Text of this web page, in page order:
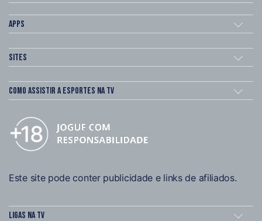
Apps
Sites
Como assistir a esportes na TV
Este site pode conter publicidade e links de afiliados.
Ligas na TV